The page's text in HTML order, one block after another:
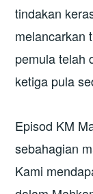
tindakan
melancarkan
pemula telah
ketiga pula
Episod KM
sebahagian
Kami